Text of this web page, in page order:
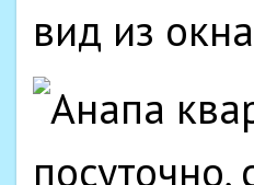
вид из